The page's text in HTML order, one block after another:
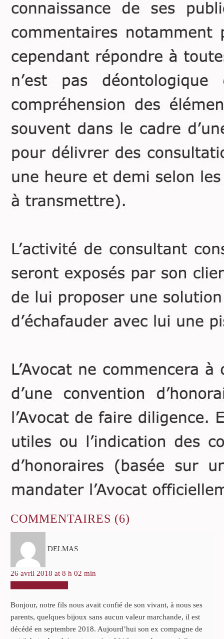
COMMENTAIRES (6)
DELMAS
26 avril 2018 at 8 h 02 min
Bonjour, notre fils nous avait confié de son vivant, à nous ses
parents, quelques bijoux sans aucun valeur marchande, il est
décédé en septembre 2018. Aujourd’hui son ex compagne de